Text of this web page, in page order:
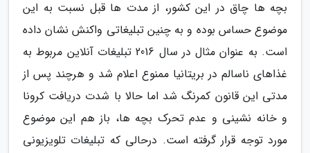
بچه ها چاق در این کشور، از مدت ها قبل نسبت به این
موضوع حساس بوده و به چنین تبلیغاتی واکنش نشان داده
است. به عنوان مثال در سال 2016 تبلیغات آنلاین مربوط به
غذاهای ناسالم در بریتانیا ممنوع اعلام شد و هرچند پس از
مدتی این قانون کمرنگ شد اما حالا با شدت دریافت کرونا
و خانه نشینی و عدم تحرک بچه ها، باز هم این موضوع
مورد توجه قرار گرفته است. درحالی که تبلیغات تلویزیونی